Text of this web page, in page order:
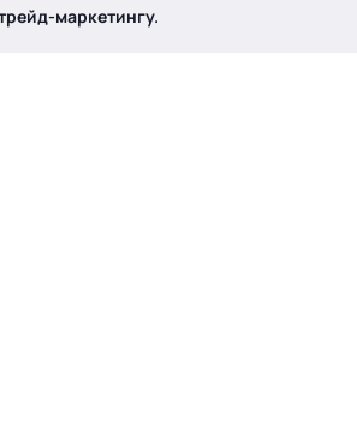
трейд-маркетингу.